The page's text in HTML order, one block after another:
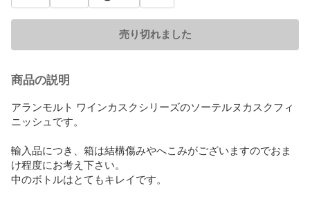
売り切れました
商品の説明
アランモルト ワインカスクシリーズのソーテルヌカスクフィ
ニッシュです。
輸入品につき、箱は結構傷みやへこみがございますのでおま
け程度にお考え下さい。
中のボトルはとてもキレイです。